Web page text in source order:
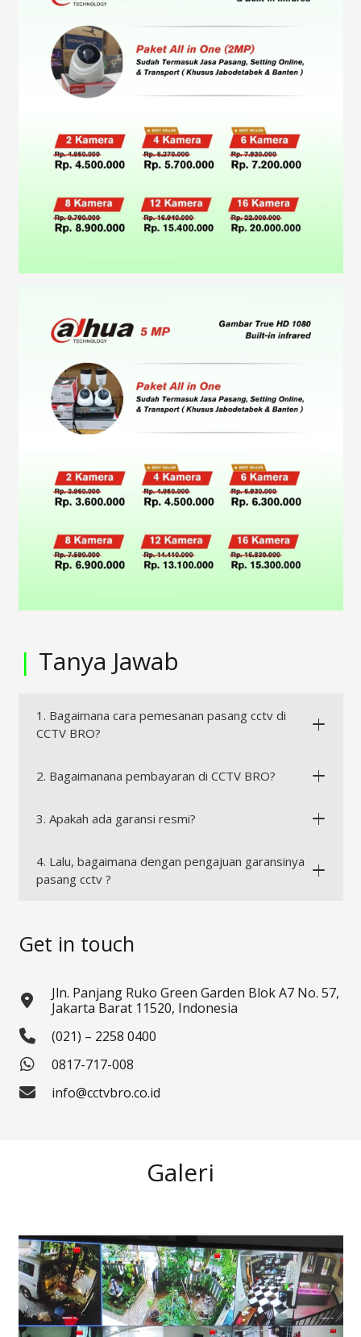
| Tanya Jawab
1. Bagaimana cara pemesanan pasang cctv di
CCTV BRO?
2. Bagaimanana pembayaran di CCTV BRO?
3. Apakah ada garansi resmi?
4. Lalu, bagaimana dengan pengajuan garansinya
pasang cctv ?
Get in touch
Jln. Panjang Ruko Green Garden Blok A7 No. 57,
Jakarta Barat 11520, Indonesia
(021) – 2258 0400
0817-717-008
info@cctvbro.co.id
Galeri